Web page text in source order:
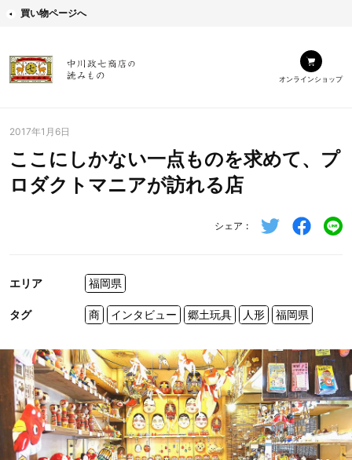
買い物ページへ
オンラインショップ
2017年1月6日
ここにしかない一点ものを求めて、プ
ロダクトマニアが訪れる店
シェア
エリア 福岡県
タグ 商 インタビュー 郷土玩具 人形 福岡県